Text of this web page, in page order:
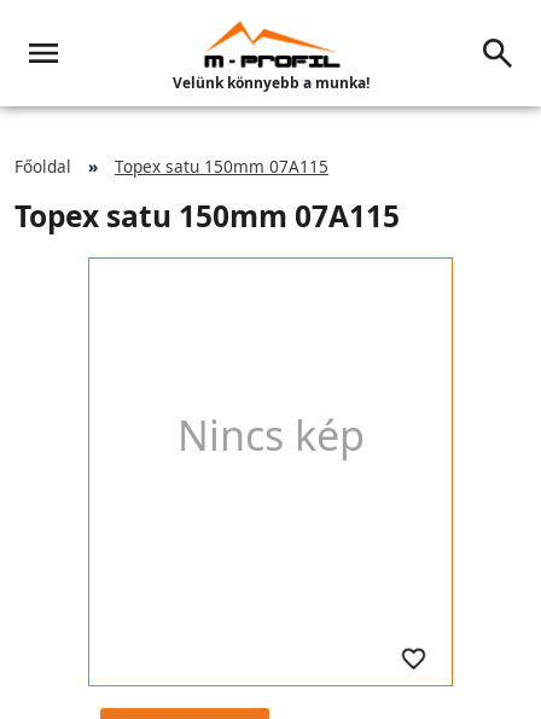
Velünk könnyebb a munka!
Főoldal Topex satu 150mm 07A115
Topex satu 150mm 07A115
Nincs kép